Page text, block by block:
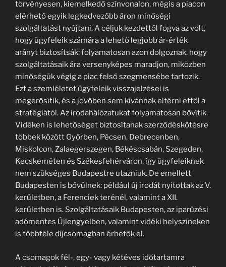
törvényesen, kiemelkedő színvonalon, mégis a piacon
elérhető egyik legkedvezőbb áron minőségi
szolgáltatást nyújtani. A céljuk kezdettől fogva az volt,
hogy ügyfeleik számára a lehető legjobb ár-érték
arányt biztosítsák: folyamatosan azon dolgoznak, hogy
szolgáltatásaik ára versenyképes maradjon, miközben
minőségük végig a piac felső szegmensébe tartozik.
Ezt a szemléletet ügyfeleik visszajelzései is
megerősítik, és a jövőben sem kívánnak eltérni ettől a
stratégiától. Az irodahálózatukat folyamatosan bővítik.
Vidéken is lehetőséget biztosítanak szerződéskötésre
többek között Győrben, Pécsen, Debrecenben,
Miskolcon, Zalaegerszegen, Békéscsabán, Szegeden,
Kecskeméten és Székesfehérváron, így ügyfeleiknek
nem szükséges Budapestre utazniuk. De emellett
Budapesten is bővülnek: például új irodát nyitottak az V.
kerületben, a Ferenciek terénél, valamint a XII.
kerületben is. Szolgáltatásaik Budapesten, az iparűzési
adómentes Újlengyelben, valamint vidéki helyszíneken
is többféle díjcsomagban érhetők el.
A csomagok fél-, egy- vagy kétéves időtartamra